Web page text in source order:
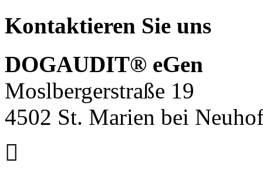
Kontaktieren Sie uns
DOGAUDIT® eGen
Moslbergerstraße 19
4502 St. Marien bei